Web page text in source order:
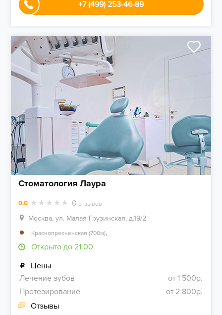
+7 (499) 253-46-89
Стоматология Лаура
0.0 0 отзывов
Москва, ул. Малая Грузинская, д.19/2
Краснопресненская (700м),
Открыто до 21:00
Цены
Лечение зубов
от 1 500р.
Протезирование
от 2 800р.
Отзывы